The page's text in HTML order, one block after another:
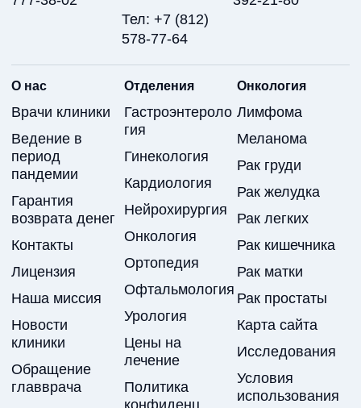
Тел: +7 (812)
578-77-64
О нас
Врачи клиники
Ведение в
период
пандемии
Гарантия
возврата денег
Контакты
Лицензия
Наша миссия
Новости
клиники
Обращение
главврача
Отделения
Гастроэнтероло
гия
Гинекология
Кардиология
Нейрохирургия
Онкология
Ортопедия
Офтальмология
Урология
Цены на
лечение
Политика
конфиденц.
Онкология
Лимфома
Меланома
Рак груди
Рак желудка
Рак легких
Рак кишечника
Рак матки
Рак простаты
Карта сайта
Исследования
Условия
использования